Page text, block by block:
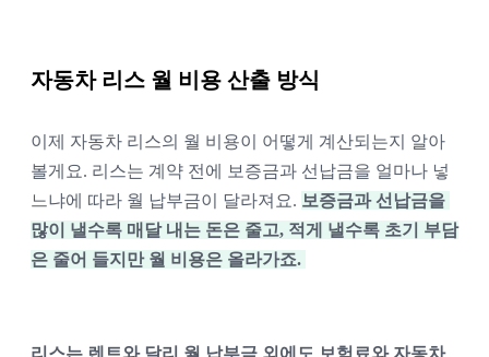
자동차 리스 월 비용 산출 방식
이제 자동차 리스의 월 비용이 어떻게 계산되는지 알아
볼게요. 리스는 계약 전에 보증금과 선납금을 얼마나 넣
느냐에 따라 월 납부금이 달라져요. 보증금과 선납금을
많이 낼수록 매달 내는 돈은 줄고, 적게 낼수록 초기 부담
은 줄어 들지만 월 비용은 올라가죠.